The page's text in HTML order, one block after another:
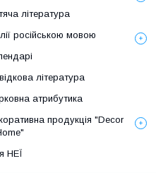
література
російською мовою
література
атрибутика
продукція "Decor
НЕЇ